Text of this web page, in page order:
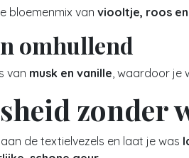
bloemenmix van viooltje, roos
omhullend
van musk en vanille, waardoor je
zonder
de textielvezels en laat je was